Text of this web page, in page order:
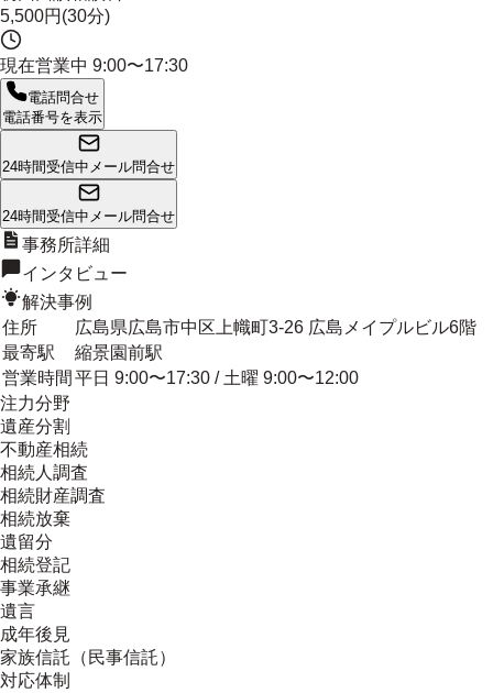
5,500円(30分)
現在営業中 9:00〜17:30
電話問合せ
電話番号を表示
24時間受信中 メール問合せ
24時間受信中 メール問合せ
事務所詳細
インタビュー
解決事例
住所
広島県広島市中区上幟町3-26 広島メイプルビル6階
最寄駅
縮景園前駅
営業時間 平日 9:00〜17:30 / 土曜 9:00〜12:00
注力分野
遺産分割
不動産相続
相続人調査
相続財産調査
相続放棄
遺留分
相続登記
事業承継
遺言
成年後見
家族信託（民事信託）
対応体制